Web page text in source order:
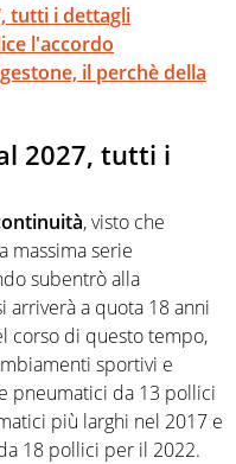
tutti i dettagli
l'accordo
il perchè della
2027, tutti i
, visto che
massima serie
subentrò alla
arriverà a quota 18 anni
corso di questo tempo,
sportivi e
pneumatici da 13 pollici
più larghi nel 2017 e
18 pollici per il 2022.